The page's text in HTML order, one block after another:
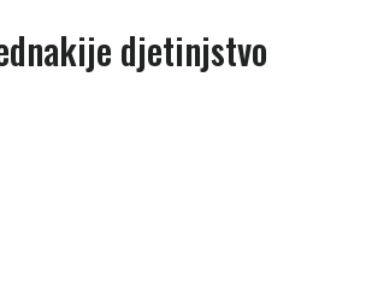
djetinjstvo